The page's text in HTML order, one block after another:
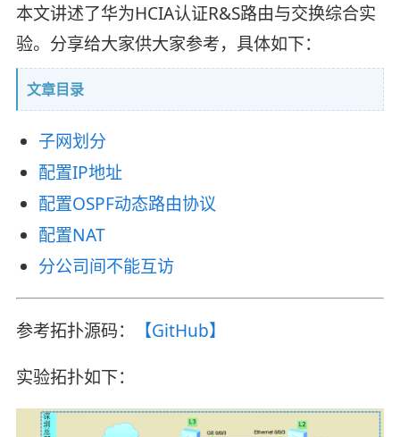
本文讲述了华为HCIA认证R&S路由与交换综合实
验。分享给大家供大家参考，具体如下：
文章目录
子网划分
配置IP地址
配置OSPF动态路由协议
配置NAT
分公司间不能互访
参考拓扑源码：
【GitHub】
实验拓扑如下：